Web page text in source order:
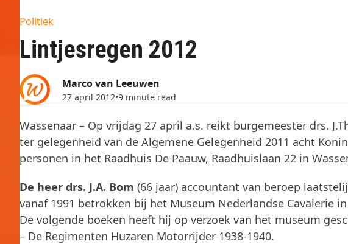
Politiek
Lintjesregen 2012
Marco van Leeuwen
27 april 2012•9 minute read
Wassenaar – Op vrijdag 27 april a.s. reikt burgemeester drs.
ter gelegenheid van de Algemene Gelegenheid 2011 acht
personen in het Raadhuis De Paauw, Raadhuislaan 22 in
De heer drs. J.A. Bom (66 jaar) accountant van beroep
vanaf 1991 betrokken bij het Museum Nederlandse Cavalerie
De volgende boeken heeft hij op verzoek van het museum
– De Regimenten Huzaren Motorrijder 1938-1940.